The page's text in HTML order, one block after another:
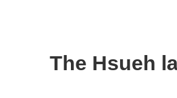
The Hsueh